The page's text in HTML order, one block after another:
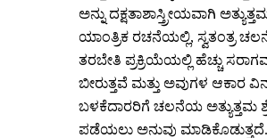
ಅನ್ನು ದಕ್ಷತಾಶಾಸ್ತ್ರೀಯವಾಗಿ
ಯಾಂತ್ರಿಕ ರಚನೆಯಲ್ಲಿ, ಸ್ವತಂತ್ರ
ತರಬೇತಿ ಪ್ರಕ್ರಿಯೆಯಲ್ಲಿ ಹೆಚ್ಚು
ಬೀರುತ್ತವೆ ಮತ್ತು ಅವುಗಳ ಆಕಾರ
ಬಳಕೆದಾರರಿಗೆ ಚಲನೆಯ ಅತ್ಯುತ್ತಮ
ಪಡೆಯಲು ಅನುವು ಮಾಡಿಕೊಡುತ್ತದೆ.